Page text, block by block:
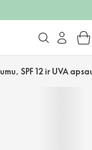
SPF 12 ir UVA